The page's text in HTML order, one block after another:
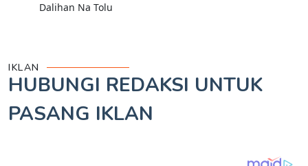
Dalihan Na Tolu
IKLAN
HUBUNGI REDAKSI UNTUK
PASANG IKLAN